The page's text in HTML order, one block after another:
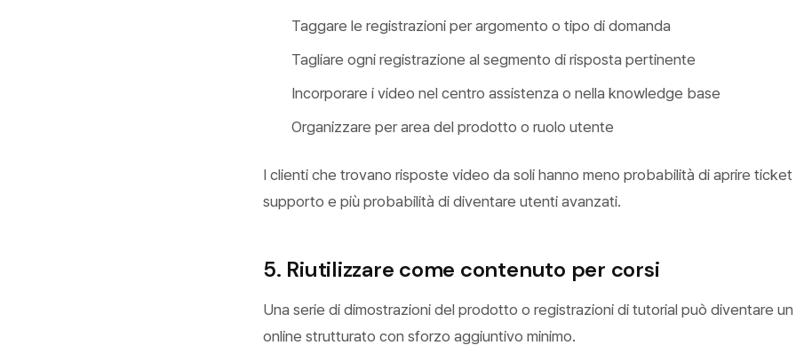
Taggare le registrazioni per argomento o tipo di domanda
Tagliare ogni registrazione al segmento di risposta pertinente
Incorporare i video nel centro assistenza o nella knowledge base
Organizzare per area del prodotto o ruolo utente
I clienti che trovano risposte video da soli hanno meno probabilità di aprire ticket
supporto e più probabilità di diventare utenti avanzati.
5. Riutilizzare come contenuto per corsi
Una serie di dimostrazioni del prodotto o registrazioni di tutorial può diventare
online strutturato con sforzo aggiuntivo minimo.